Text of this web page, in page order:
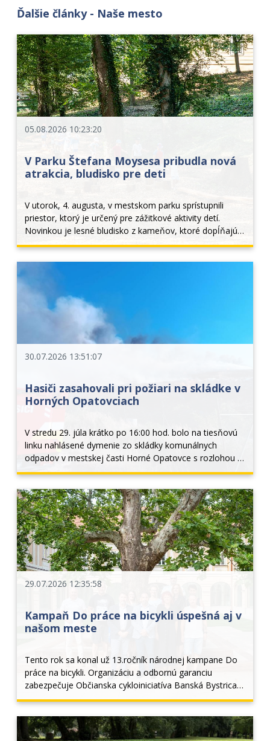
Ďalšie články - Naše mesto
05.08.2026 10:23:20
V Parku Štefana Moysesa pribudla nová
atrakcia, bludisko pre deti
V utorok, 4. augusta, v mestskom parku sprístupnili
priestor, ktorý je určený pre zážitkové aktivity detí.
Novinkou je lesné bludisko z kameňov, ktoré dopĺňajú
drevené prvky z guľatiny a rôzne drevené lavičky, na
30.07.2026 13:51:07
Hasiči zasahovali pri požiari na skládke v
Horných Opatovciach
V stredu 29. júla krátko po 16:00 hod. bolo na tiesňovú
linku nahlásené dymenie zo skládky komunálnych
odpadov v mestskej časti Horné Opatovce s rozlohou 4
x 4 metre. Prieskumom veliteľa zásahu bolo na mieste
29.07.2026 12:35:58
Kampaň Do práce na bicykli úspešná aj v
našom meste
Tento rok sa konal už 13.ročník národnej kampane Do
práce na bicykli. Organizáciu a odbornú garanciu
zabezpečuje Občianska cykloiniciatíva Banská Bystrica,
hlavným vyhlasovateľom je národný cyklokoordinátor